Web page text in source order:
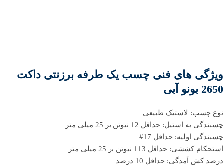
ویژگی های فنی چسب یک طرفه برزنتی داکت
2650 بونو آبی
نوع چسب: لاستیک طبیعی
چسبندگی به استیل: حداقل 12 نیوتن بر 25 میلی متر
چسبندگی اولیه: حداقل 17#
استحکام کششی: حداقل 113 نیوتن بر 25 میلی متر
درصد کش آمدگی: حداقل 10 درصد